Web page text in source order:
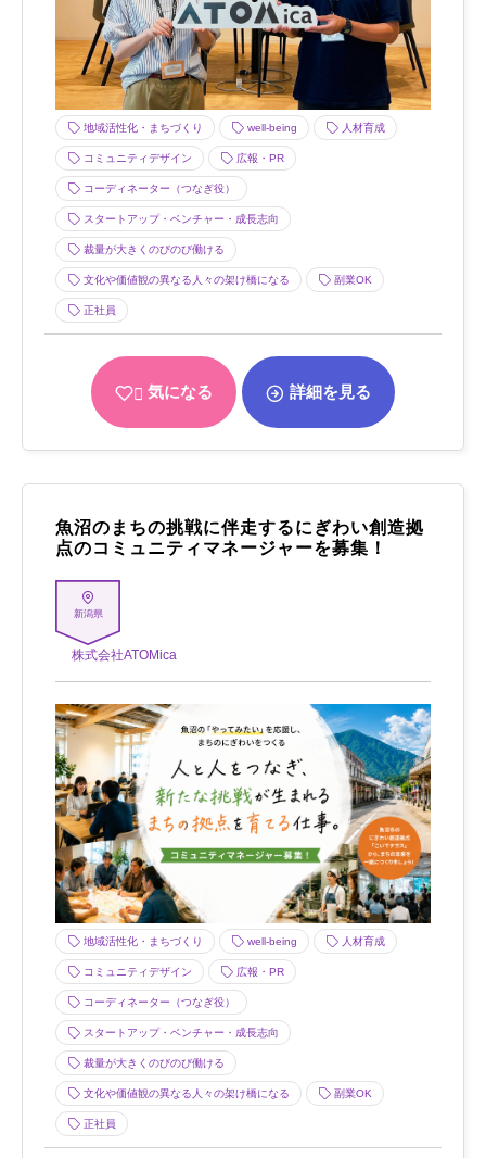
地域活性化・まちづくり well-being 人材育成
コミュニティデザイン 広報・PR
コーディネーター（つなぎ役）
スタートアップ・ベンチャー・成長志向
裁量が大きくのびのび働ける
文化や価値観の異なる人々の架け橋になる 副業OK
正社員
気になる 詳細を見る
魚沼のまちの挑戦に伴走するにぎわい創造拠
点のコミュニティマネージャーを募集！
新潟県
株式会社ATOMica
地域活性化・まちづくり well-being 人材育成
コミュニティデザイン 広報・PR
コーディネーター（つなぎ役）
スタートアップ・ベンチャー・成長志向
裁量が大きくのびのび働ける
文化や価値観の異なる人々の架け橋になる 副業OK
正社員